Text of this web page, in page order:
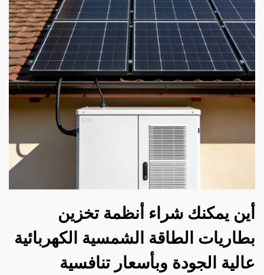
أين يمكنك شراء أنظمة تخزين
بطاريات الطاقة الشمسية الكهربائية
عالية الجودة وبأسعار تنافسية